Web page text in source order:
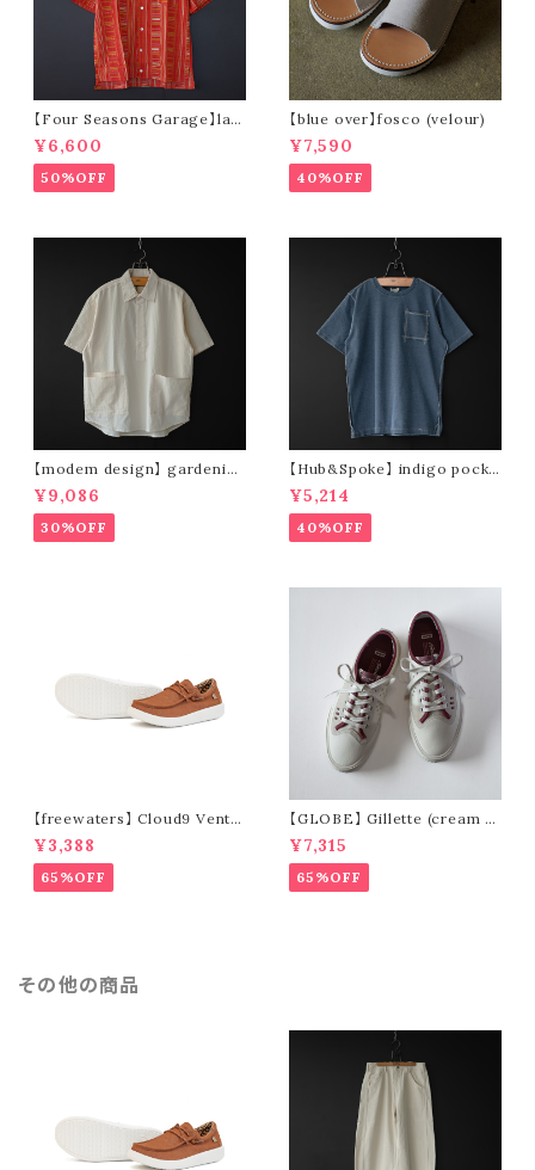
【Four Seasons Garage】lad
der stripe open collar s/s s
hirt (orange)
¥6,600
50%OFF
【blue over】fosco (velour)
¥7,590
40%OFF
【modem design】 gardenin
g s/s shirt (sand)
¥9,086
30%OFF
【Hub&Spoke】 indigo pocke
t t-shirt (light indigo)
¥5,214
40%OFF
【freewaters】 Cloud9 Ventu
re - Lace Up (brown)
¥3,388
65%OFF
【GLOBE】 Gillette (cream /
pomegranate)
¥7,315
65%OFF
その他の商品